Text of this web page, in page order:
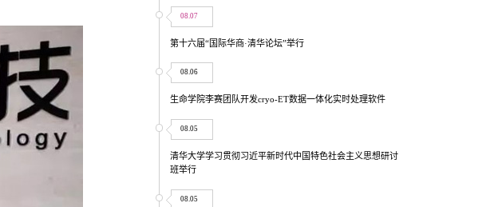
08.07
第十六届“国际华商·清华论坛”举行
08.06
生命学院李赛团队开发cryo-ET数据一体化实时处理软件
08.05
清华大学学习贯彻习近平新时代中国特色社会主义思想研讨
班举行
08.05